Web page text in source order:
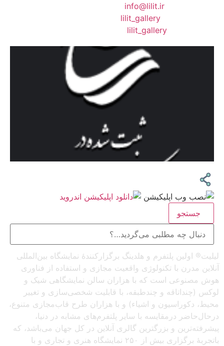
info@lilit.ir
lilit_gallery
lilit_gallery
جستجو
لیلیت® اولین پلتفرم و هلدینگ برگزارکنندهٔ نمایشگاه بین‌المللی
آنلاین مدرن با تکنولوژی واقعیت مجازی و استفاده از فناوری
هوش مصنوعی است که با هزاران سالن نمایشگاهی شیک و
لوکس (چنداتاقه و چندطبقه، با قابلیت شخصی‌سازی و تغییر
محیط، دکوراسیون و اشیاء) و با هزاران طرح قاب‌مجازی متنوع،
درحال‌حاضر درمقایسه با سایر پلتفرم‌های مشابه در دنیا،
پیشرفته‌ترین و بزرگترین گالری آنلاین در کل جهان می‌باشد، که
باتجربهٔ برگزاری بیش از ۲۵۰ نمایشگاه هنری و تجاری و با